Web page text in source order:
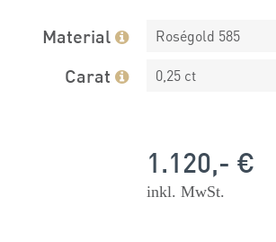
Material Roségold 585
Carat 0,25 ct
1.120,- €
inkl. MwSt.